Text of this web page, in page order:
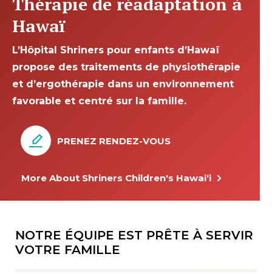
Hawaï
L’Hôpital Shriners pour enfants d’Hawaï
propose des traitements de physiothérapie
et d’ergothérapie dans un environnement
favorable et centré sur la famille.
PRENEZ RENDEZ-VOUS
More About Shriners Children's Hawai‘i
NOTRE ÉQUIPE EST PRÊTE À SERVIR
VOTRE FAMILLE